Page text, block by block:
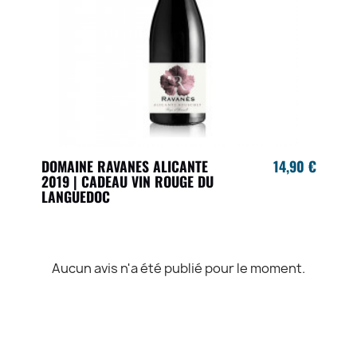
DOMAINE RAVANES ALICANTE
2019 | CADEAU VIN ROUGE DU
LANGUEDOC
14,90 €
Aucun avis n'a été publié pour le moment.